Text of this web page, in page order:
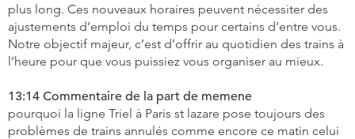
plus long. Ces nouveaux horaires peuvent nécessiter des
ajustements d’emploi du temps pour certains d’entre vous.
Notre objectif majeur, c’est d’offrir au quotidien des trains à
l’heure pour que vous puissiez vous organiser au mieux.
13:14 Commentaire de la part de memene
pourquoi la ligne Triel à Paris st lazare pose toujours des
problèmes de trains annulés comme encore ce matin celui